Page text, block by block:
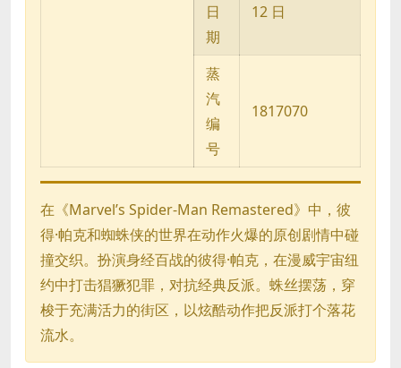
日
期
12 日
蒸
汽
编
号
1817070
在《Marvel’s Spider-Man Remastered》中，彼
得·帕克和蜘蛛侠的世界在动作火爆的原创剧情中碰
撞交织。扮演身经百战的彼得·帕克，在漫威宇宙纽
约中打击猖獗犯罪，对抗经典反派。蛛丝摆荡，穿
梭于充满活力的街区，以炫酷动作把反派打个落花
流水。